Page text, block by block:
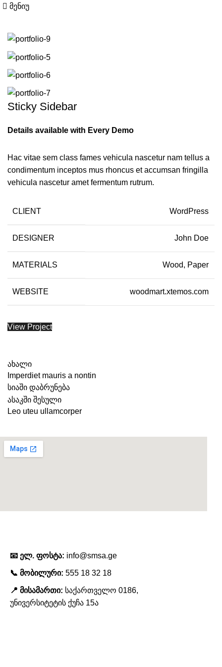
მენიუ
Sticky Sidebar
Details available with Every Demo
Hac vitae sem class fames vehicula nascetur nam tellus a
condimentum inceptos mus rhoncus et accumsan fringilla
vehicula nascetur amet fermentum rutrum.
CLIENT WordPress
DESIGNER John Doe
MATERIALS Wood, Paper
WEBSITE woodmart.xtemos.com
View Project
ახალი
Imperdiet mauris a nontin
სიაში დაბრუნება
ასაკში შესული
Leo uteu ullamcorper
📧 ელ. ფოსტა: info@smsa.ge
📞 მობილური: 555 18 32 18
📍 მისამართი: საქართველო 0186,
უნივერსიტეტის ქუჩა 15ა